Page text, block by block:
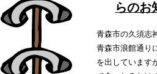
らのお
青森市の久須志
青森市浪館通り
を出しています